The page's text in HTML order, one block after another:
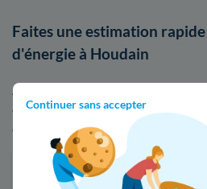
Continuer sans accepter
Faites une estimation
d'énergie à Houdain
Afin de visualiser les écarts de tarifs
compétiteurs, n'hésitez pas à
d'offres d'électricité ou de gaz :
Faites des économies sur vos